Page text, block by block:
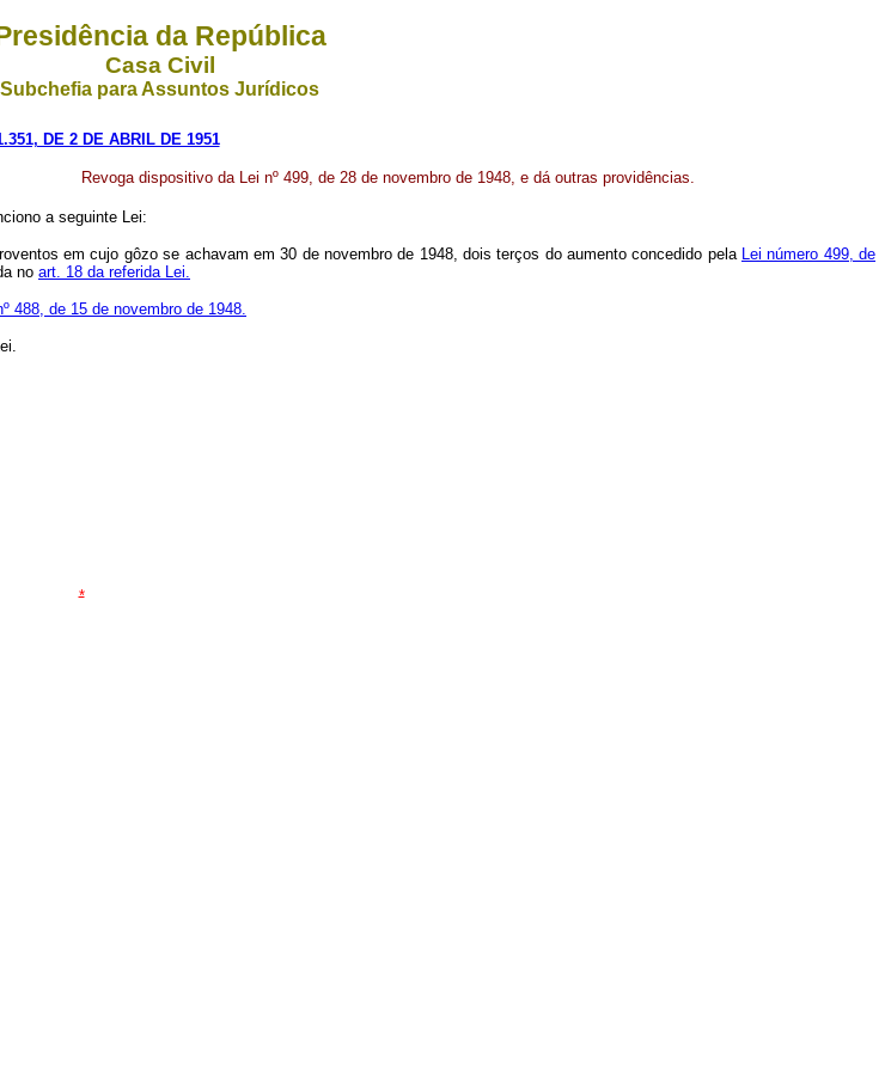
da República
Casa Civil
Subchefia para Assuntos Jurídicos
DE 2 DE ABRIL DE 1951
Revoga dispositivo da Lei nº 499, de 28 de novembro de 1948, e dá outras providências.
a seguinte Lei:
em cujo gôzo se achavam em 30 de novembro de 1948, dois terços do aumento concedido pela Lei número 499, de
no art. 18 da referida Lei.
488, de 15 de novembro de 1948.
*